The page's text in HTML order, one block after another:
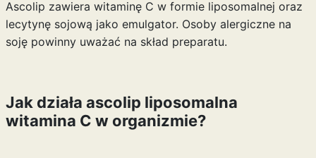
Ascolip zawiera witaminę C w formie liposomalnej oraz
lecytynę sojową jako emulgator. Osoby alergiczne na
soję powinny uważać na skład preparatu.
Jak działa ascolip liposomalna
witamina C w organizmie?